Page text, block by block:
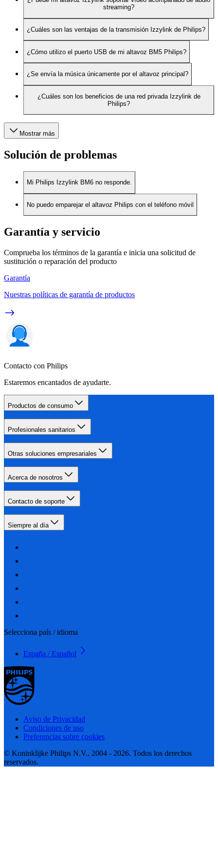
streaming?
¿Cuáles son las ventajas de la transmisión Izzylink de Philips?
¿Cómo utilizo el puerto USB de mi altavoz BM5 Philips?
¿Se envía la música únicamente por el altavoz principal?
¿Cuáles son los beneficios de una red privada Izzylink de
Philips?
Mostrar más
Solución de problemas
Mi Philips Izzylink BM6 no responde.
No puedo emparejar el altavoz Philips con el teléfono móvil
Garantía y servicio
Comprueba los términos de la garantía e inicia una solicitud de
sustitución o reparación del producto
Garantía
Nuestras políticas de garantía de productos
Contacto con Philips
Estaremos encantados de ayudarte.
Productos de consumo
Profesionales sanitarios
Otras soluciones empresariales
Acerca de nosotros
Contacto de soporte
Siempre al día
Selecciona país / idioma
España / Español
Aviso de Privacidad
Condiciones de uso
Preferencias sobre cookies
© Koninklijke Philips N.V., 2004 - 2026. Todos los derechos
reservados.